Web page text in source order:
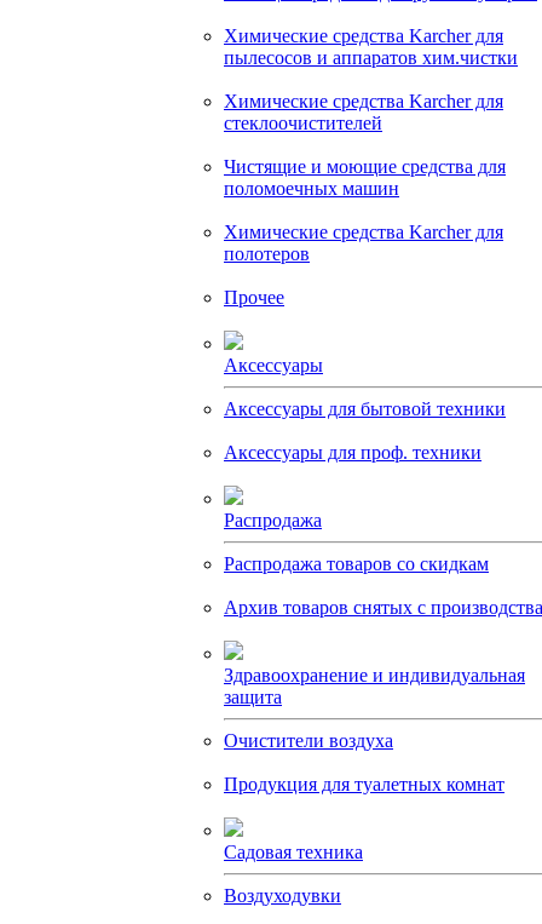
Химические средства Karcher для
пылесосов и аппаратов хим.чистки
Химические средства Karcher для
стеклоочистителей
Чистящие и моющие средства для
поломоечных машин
Химические средства Karcher для
полотеров
Прочее
Аксессуары
Аксессуары для бытовой техники
Аксессуары для проф. техники
Распродажа
Распродажа товаров со скидкам
Архив товаров снятых с производства
Здравоохранение и индивидуальная
защита
Очистители воздуха
Продукция для туалетных комнат
Садовая техника
Воздуходувки